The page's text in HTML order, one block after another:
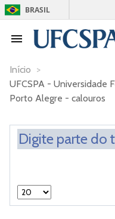
BRASIL
Início >
UFCSPA - Universidade
Porto Alegre - calouros